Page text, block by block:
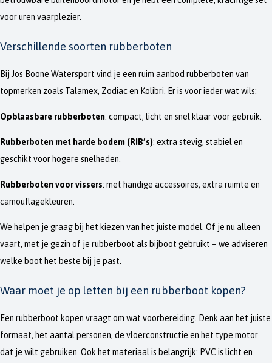
voor uren vaarplezier.
Verschillende soorten rubberboten
Bij Jos Boone Watersport vind je een ruim aanbod rubberboten van
topmerken zoals Talamex, Zodiac en Kolibri. Er is voor ieder wat wils:
Opblaasbare rubberboten: compact, licht en snel klaar voor gebruik.
Rubberboten met harde bodem (RIB’s): extra stevig, stabiel en
geschikt voor hogere snelheden.
Rubberboten voor vissers: met handige accessoires, extra ruimte en
camouflagekleuren.
We helpen je graag bij het kiezen van het juiste model. Of je nu alleen
vaart, met je gezin of je rubberboot als bijboot gebruikt – we adviseren
welke boot het beste bij je past.
Waar moet je op letten bij een rubberboot kopen?
Een rubberboot kopen vraagt om wat voorbereiding. Denk aan het juiste
formaat, het aantal personen, de vloerconstructie en het type motor
dat je wilt gebruiken. Ook het materiaal is belangrijk: PVC is licht en